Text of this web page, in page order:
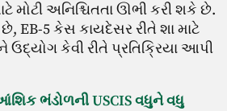
મોટી અનિશ્ચિતતા ઊભી કરી શકે છે.
EB-5 કેસ કાયદેસર રીતે શા માટે
કેવી રીતે પ્રતિક્રિયા આપી
ભંડોળની USCIS વધુને વધુ